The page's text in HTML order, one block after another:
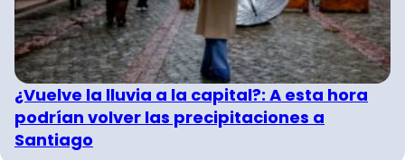
¿Vuelve la lluvia a la capital?: A esta hora
podrían volver las precipitaciones a
Santiago